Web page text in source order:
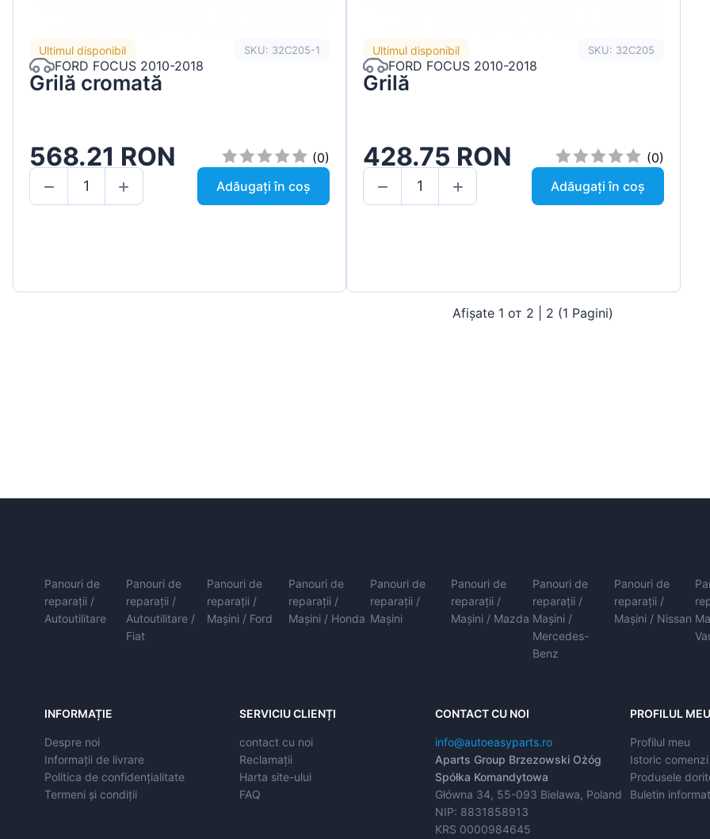
Ultimul disponibil SKU: 32C205-1
FORD FOCUS 2010-2018
Grilă cromată
568.21 RON
(0)
Adăugați în coș
Ultimul disponibil SKU: 32C205
FORD FOCUS 2010-2018
Grilă
428.75 RON
(0)
Adăugați în coș
Afișate 1 от 2 | 2 (1 Pagini)
Panouri de
reparații /
Autoutilitare
Panouri de
reparații /
Autoutilitare /
Fiat
Panouri de
reparații /
Mașini / Ford
Panouri de
reparații /
Mașini / Honda
Panouri de
reparații /
Mașini
Panouri de
reparații /
Mașini / Mazda
Panouri de
reparații /
Mașini /
Mercedes-
Benz
Panouri de
reparații /
Mașini / Nissan
INFORMAȚIE
Despre noi
Informații de livrare
Politica de confidențialitate
Termeni și condiții
SERVICIU CLIENȚI
contact cu noi
Reclamații
Harta site-ului
FAQ
CONTACT CU NOI
info@autoeasyparts.ro
Aparts Group Brzezowski Ożóg
Spółka Komandytowa
Główna 34, 55-093 Bielawa, Poland
NIP: 8831858913
KRS 0000984645
PROFILUL MEU
Profilul meu
Istoric comenzi
Produsele
Buletin